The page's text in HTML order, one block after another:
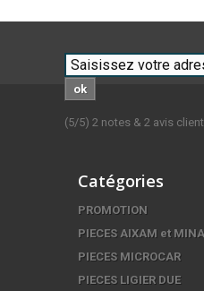
ok
(5/5) 2 notes & 2 avis
Catégories
PROMOTION
PIECES AIXAM et
PIECES MICROCAR
PIECES LIGIER DUE